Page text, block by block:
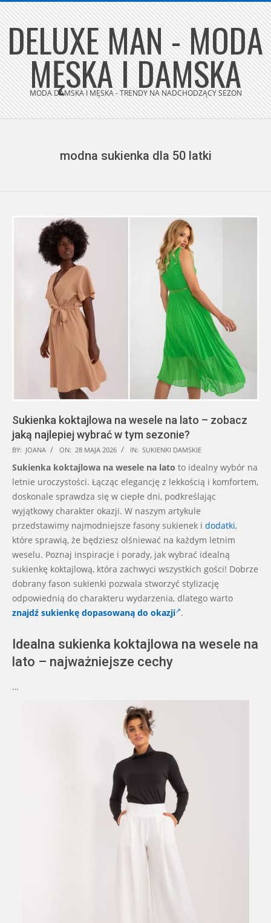
Skip
to
content
DELUXE MAN - MODA
MĘSKA I DAMSKA
MODA DAMSKA I MĘSKA - TRENDY NA NADCHODZĄCY SEZON
modna sukienka dla 50 latki
Sukienka koktajlowa na wesele na lato – zobacz
jaką najlepiej wybrać w tym sezonie?
2026-
05-
28
BY: JOANA ON: 28 MAJA 2026 IN: SUKIENKI DAMSKIE
Sukienka koktajlowa na wesele na lato to idealny wybór na
letnie uroczystości. Łącząc elegancję z lekkością i komfortem,
doskonale sprawdza się w ciepłe dni, podkreślając
wyjątkowy charakter okazji. W naszym artykule
przedstawimy najmodniejsze fasony sukienek i dodatki,
które sprawią, że będziesz olśniewać na każdym letnim
weselu. Poznaj inspiracje i porady, jak wybrać idealną
sukienkę koktajlową, która zachwyci wszystkich gości! Dobrze
dobrany fason sukienki pozwala stworzyć stylizację
odpowiednią do charakteru wydarzenia, dlatego warto
znajdź sukienkę dopasowaną do okazji .
Idealna sukienka koktajlowa na wesele na
lato – najważniejsze cechy
…